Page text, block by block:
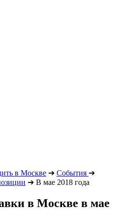
в Москве ➔ События ➔
➔ В мае 2018 года
в Москве в мае